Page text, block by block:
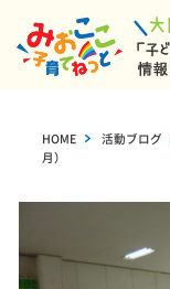
カレ
ー
HOME > 活動ブログ
月）